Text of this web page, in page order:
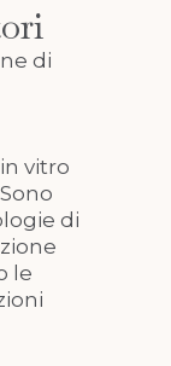
di
vitro
di
le